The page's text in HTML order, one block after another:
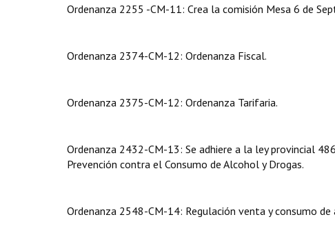
Ordenanza 2255 -CM-11: Crea la comisión Mesa 6 de
Ordenanza 2374-CM-12: Ordenanza Fiscal.
Ordenanza 2375-CM-12: Ordenanza Tarifaria.
Ordenanza 2432-CM-13: Se adhiere a la ley provincial
Prevención contra el Consumo de Alcohol y Drogas.
Ordenanza 2548-CM-14: Regulación venta y consumo